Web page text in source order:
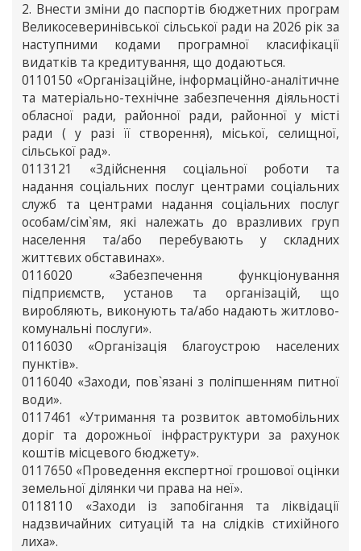
2. Внести зміни до паспортів бюджетних програм
Великосеверинівської сільської ради на 2026 рік за
наступними кодами програмної класифікації
видатків та кредитування, що додаються.
0110150 «Організаційне, інформаційно-аналітичне
та матеріально-технічне забезпечення діяльності
обласної ради, районної ради, районної у місті
ради ( у разі її створення), міської, селищної,
сільської рад».
0113121 «Здійснення соціальної роботи та
надання соціальних послуг центрами соціальних
служб та центрами надання соціальних послуг
особам/сім`ям, які належать до вразливих груп
населення та/або перебувають у складних
життєвих обставинах».
0116020 «Забезпечення функціонування
підприємств, установ та організацій, що
виробляють, виконують та/або надають житлово-
комунальні послуги».
0116030 «Організація благоустрою населених
пунктів».
0116040 «Заходи, пов`язані з поліпшенням питної
води».
0117461 «Утримання та розвиток автомобільних
доріг та дорожньої інфраструктури за рахунок
коштів місцевого бюджету».
0117650 «Проведення експертної грошової оцінки
земельної ділянки чи права на неї».
0118110 «Заходи із запобігання та ліквідації
надзвичайних ситуацій та на слідків стихійного
лиха».